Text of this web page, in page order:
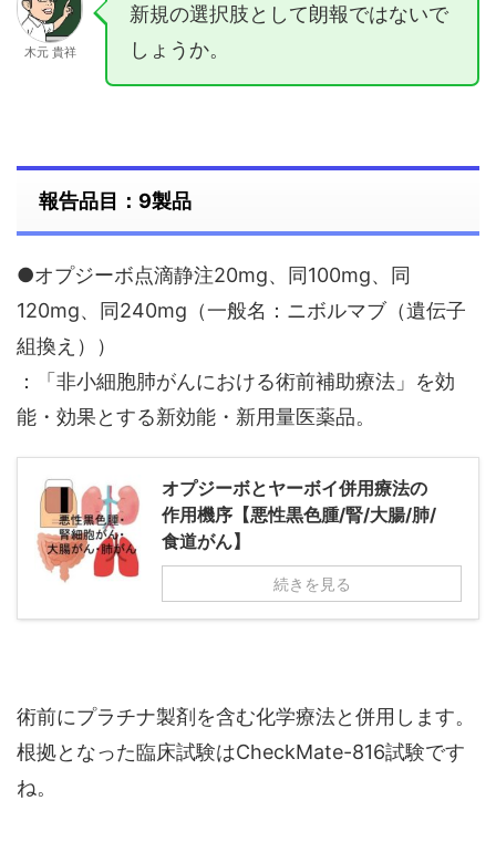
木元 貴祥
新規の選択肢として朗報ではないで
しょうか。
報告品目：9製品
●オプジーボ点滴静注20mg、同100mg、同
120mg、同240mg（一般名：ニボルマブ（遺伝子
組換え））
：「非小細胞肺がんにおける術前補助療法」を効
能・効果とする新効能・新用量医薬品。
オプジーボとヤーボイ併用療法の
作用機序【悪性黒色腫/腎/大腸/肺/
食道がん】
続きを見る
術前にプラチナ製剤を含む化学療法と併用します。
根拠となった臨床試験はCheckMate-816試験です
ね。